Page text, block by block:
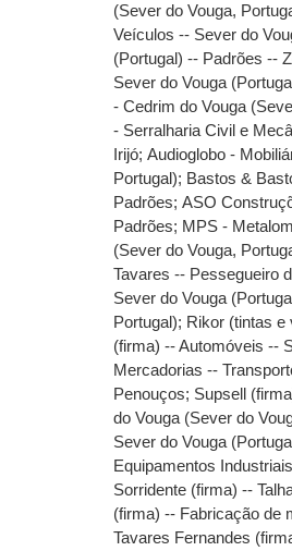
(Sever do Vouga,
Veículos -- Sever do
(Portugal) -- Padrões --
Sever do Vouga
- Cedrim do Vouga
- Serralharia Civil e
Irijó;Audioglobo -
Portugal); Bastos &
Padrões;ASO
Padrões; MPS -
(Sever do Vouga,
Tavares -- Pessegueiro
Sever do Vouga
Portugal); Rikor (tintas e
(firma) -- Automóveis --
Mercadorias --
Penouços; Supsell
do Vouga (Sever do
Sever do Vouga
Equipamentos
Sorridente (firma) --
(firma) -- Fabricação de
Tavares Fernandes